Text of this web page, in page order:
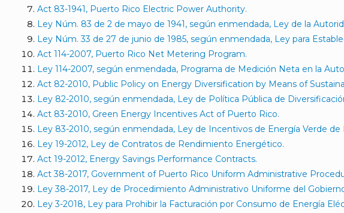
Act 83-1941, Puerto Rico Electric Power Authority.
Ley Núm. 83 de 2 de mayo de 1941, según enmendada, Ley de la
Ley Núm. 33 de 27 de junio de 1985, según enmendada, Ley para
Act 114-2007, Puerto Rico Net Metering Program.
Ley 114-2007, según enmendada, Programa de Medición Neta en la
Act 82-2010, Public Policy on Energy Diversification by Means of
Ley 82-2010, según enmendada, Ley de Política Pública de
Act 83-2010, Green Energy Incentives Act of Puerto Rico.
Ley 83-2010, según enmendada, Ley de Incentivos de Energía Verde de
Ley 19-2012, Ley de Contratos de Rendimiento Energético.
Act 19-2012, Energy Savings Performance Contracts.
Act 38-2017, Government of Puerto Rico Uniform Administrative
Ley 38-2017, Ley de Procedimiento Administrativo Uniforme del
Ley 3-2018, Ley para Prohibir la Facturación por Consumo de Energía